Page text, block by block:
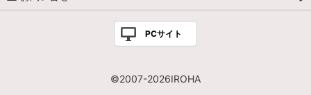
PCサイト
©2007-2026IROHA